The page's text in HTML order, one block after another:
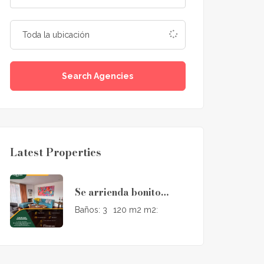
Search Agencies
Latest Properties
Se arrienda bonito
apartamento en Santa
Bibiana, con un área de
Baños: 3 120 m2 m2: